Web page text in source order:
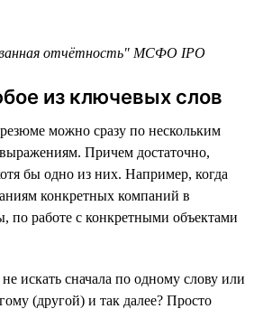
отчётность" МСФО IPO
из ключевых слов
можно сразу по нескольким
Причем достаточно,
бы одно из них. Например, когда
конкретных компаний в
по работе с конкретными объектами
искать сначала по одному слову или
(другой) и так далее? Просто